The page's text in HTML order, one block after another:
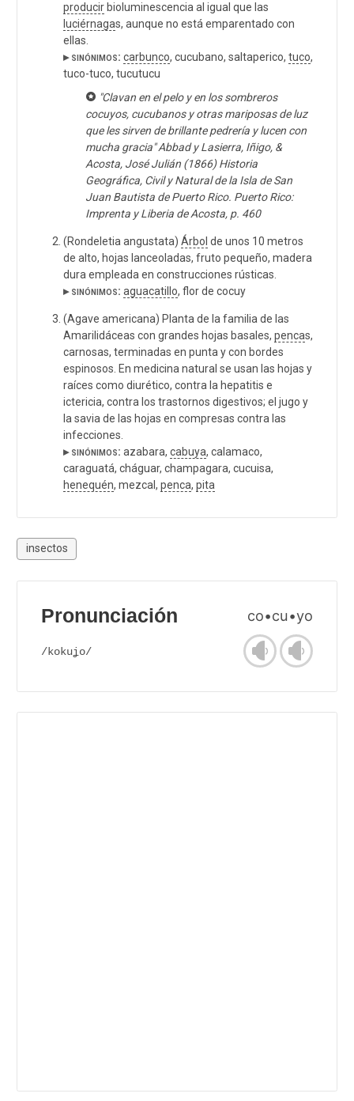
producir bioluminescencia al igual que las
luciérnagas, aunque no está emparentado con
ellas.
▸ sinónimos: carbunco, cucubano, saltaperico, tuco,
tuco-tuco, tucutucu
"Clavan en el pelo y en los sombreros
cocuyos, cucubanos y otras mariposas de luz
que les sirven de brillante pedrería y lucen con
mucha gracia" Abbad y Lasierra, Iñigo, &
Acosta, José Julián (1866) Historia
Geográfica, Civil y Natural de la Isla de San
Juan Bautista de Puerto Rico. Puerto Rico:
Imprenta y Liberia de Acosta, p. 460
(Rondeletia angustata) Árbol de unos 10 metros
de alto, hojas lanceoladas, fruto pequeño, madera
dura empleada en construcciones rústicas.
▸ sinónimos: aguacatillo, flor de cocuy
(Agave americana) Planta de la familia de las
Amarilidáceas con grandes hojas basales, pencas,
carnosas, terminadas en punta y con bordes
espinosos. En medicina natural se usan las hojas y
raíces como diurético, contra la hepatitis e
ictericia, contra los trastornos digestivos; el jugo y
la savia de las hojas en compresas contra las
infecciones.
▸ sinónimos: azabara, cabuya, calamaco,
caraguatá, cháguar, champagara, cucuisa,
henequén, mezcal, penca, pita
insectos
Pronunciación co•cu•yo
/kokuʝo/